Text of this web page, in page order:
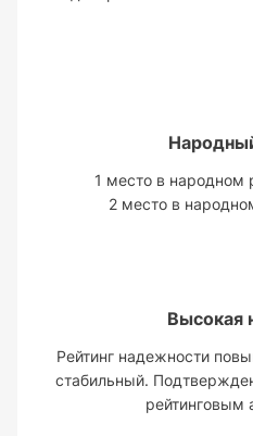
1 место в народном
2 место в
Высокая
Рейтинг надежности
стабильный.
рейтинговым